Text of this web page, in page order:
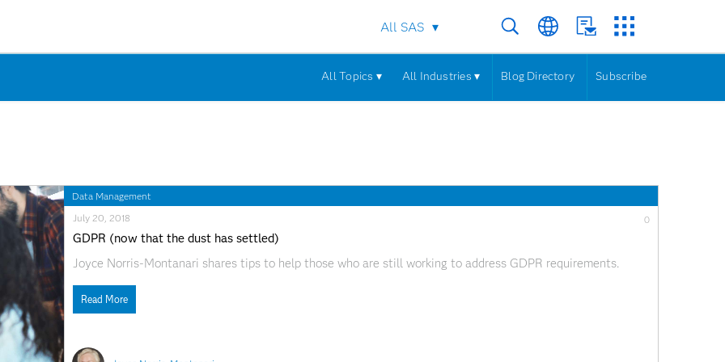
All SAS
All Topics ▾ All Industries ▾ Blog Directory Subscribe
Data Management
July 20, 2018 0
GDPR (now that the dust has settled)
Joyce Norris-Montanari shares tips to help those who are still working to address GDPR requirements.
Read More